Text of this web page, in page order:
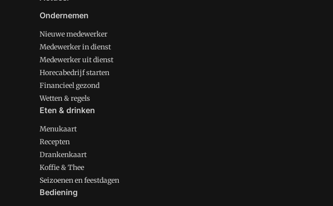
Ondernemen
Nieuwe medewerker
Medewerker in dienst
Medewerker uit dienst
Horecabedrijf starten
Financieel gezond
Wetten & regels
Eten & drinken
Menukaart
Recepten
Drankenkaart
Koffie & Thee
Seizoenen en feestdagen
Bediening